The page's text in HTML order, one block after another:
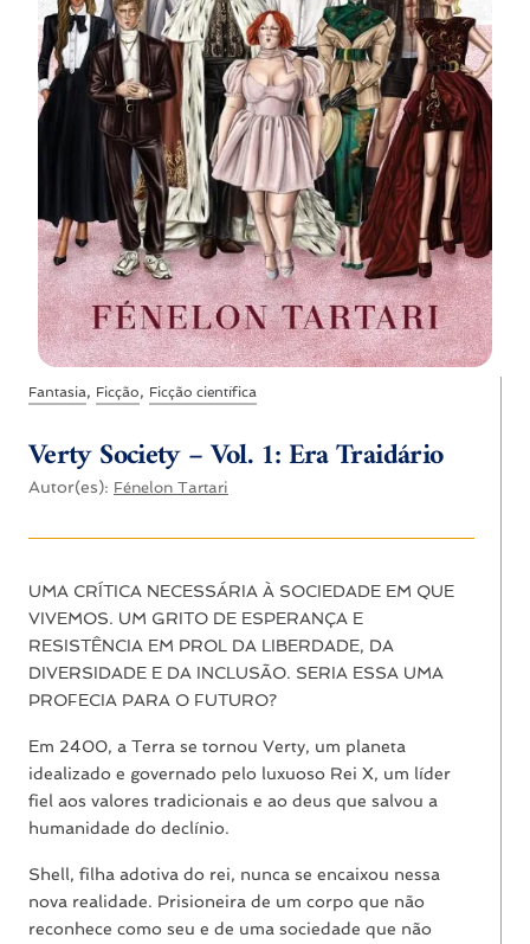
Fantasia, Ficção, Ficção científica
Verty Society – Vol. 1: Era Traidário
Autor(es): Fénelon Tartari
UMA CRÍTICA NECESSÁRIA À SOCIEDADE EM QUE
VIVEMOS. UM GRITO DE ESPERANÇA E
RESISTÊNCIA EM PROL DA LIBERDADE, DA
DIVERSIDADE E DA INCLUSÃO. SERIA ESSA UMA
PROFECIA PARA O FUTURO?
Em 2400, a Terra se tornou Verty, um planeta
idealizado e governado pelo luxuoso Rei X, um líder
fiel aos valores tradicionais e ao deus que salvou a
humanidade do declínio.
Shell, filha adotiva do rei, nunca se encaixou nessa
nova realidade. Prisioneira de um corpo que não
reconhece como seu e de uma sociedade que não